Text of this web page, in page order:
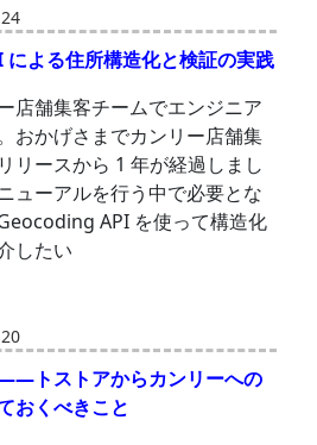
よる住所構造化と検証の実践
店舗集客チームでエンジニア
おかげさまでカンリー店舗集
リースから 1 年が経過しまし
ューアルを行う中で必要とな
API を使って構造化
したい
トストアからカンリーへの
おくべきこと